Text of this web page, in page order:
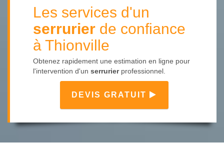
Les services d'un
serrurier de confiance
à Thionville
Obtenez rapidement une estimation en ligne pour
l'intervention d'un serrurierprofessionnel.
DEVIS GRATUIT